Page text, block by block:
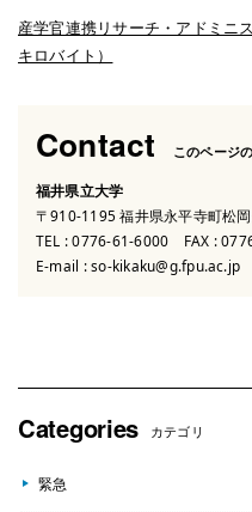
産学官連携リサーチ・アドミニ
キロバイト）
Contact このページ
福井県立大学
〒910-1195 福井県永平寺町松
TEL :0776-61-6000 FAX :
E-mail :so-kikaku@g.fpu.ac.jp
Categories カテゴリ
緊急